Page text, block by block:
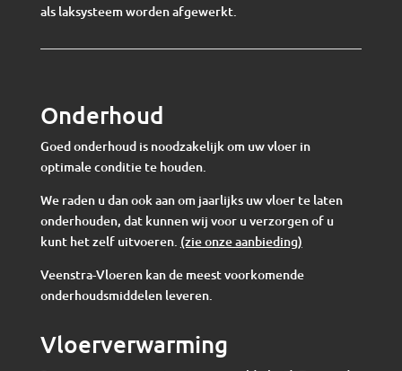
als laksysteem worden afgewerkt.
Onderhoud
Goed onderhoud is noodzakelijk om uw vloer in
optimale conditie te houden.
We raden u dan ook aan om jaarlijks uw vloer te laten
onderhouden, dat kunnen wij voor u verzorgen of u
kunt het zelf uitvoeren. (zie onze aanbieding)
Veenstra-Vloeren kan de meest voorkomende
onderhoudsmiddelen leveren.
Vloerverwarming